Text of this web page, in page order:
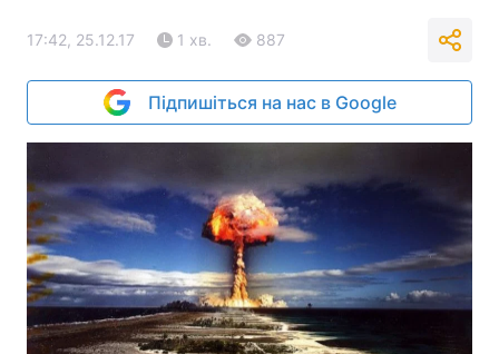
17:42, 25.12.17 1 хв. 887
Підпишіться на нас в Google